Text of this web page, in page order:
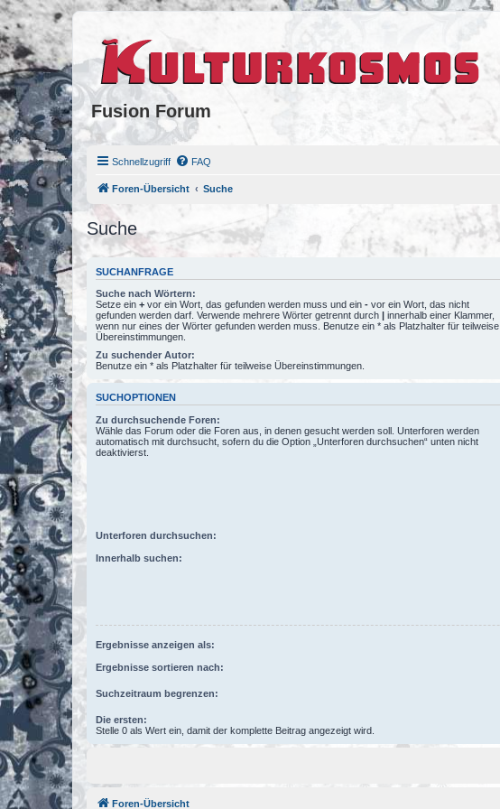
Fusion Forum
Schnellzugriff FAQ
Foren-Übersicht Suche
Suche
SUCHANFRAGE
Suche nach Wörtern:
Setze ein + vor ein Wort, das gefunden werden muss und ein - vor ein Wort, das nicht
gefunden werden darf. Verwende mehrere Wörter getrennt durch | innerhalb einer Klammer,
wenn nur eines der Wörter gefunden werden muss. Benutze ein * als Platzhalter für teilweise
Übereinstimmungen.
Zu suchender Autor:
Benutze ein * als Platzhalter für teilweise Übereinstimmungen.
SUCHOPTIONEN
Zu durchsuchende Foren:
Wähle das Forum oder die Foren aus, in denen gesucht werden soll. Unterforen werden
automatisch mit durchsucht, sofern du die Option „Unterforen durchsuchen“ unten nicht
deaktivierst.
Unterforen durchsuchen:
Innerhalb suchen:
Ergebnisse anzeigen als:
Ergebnisse sortieren nach:
Suchzeitraum begrenzen:
Die ersten:
Stelle 0 als Wert ein, damit der komplette Beitrag angezeigt wird.
Foren-Übersicht